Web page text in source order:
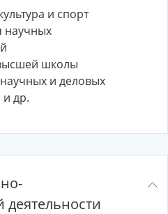
и спорт
научных
школы
и деловых
и др.
деятельности